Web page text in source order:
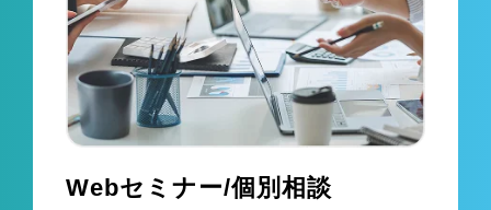
Webセミナー/個別相談